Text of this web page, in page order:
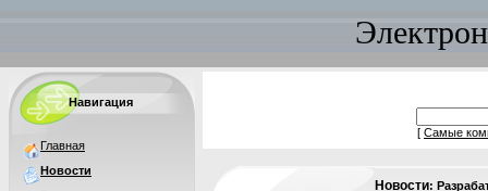
Навигация
Главная
Новости
[ Самые
Новости: